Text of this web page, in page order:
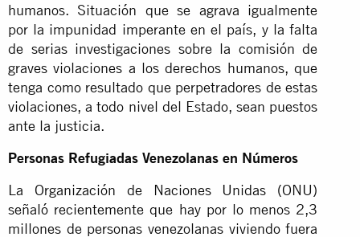
humanos. Situación que se agrava igualmente
por la impunidad imperante en el país, y la falta
de serias investigaciones sobre la comisión de
graves violaciones a los derechos humanos, que
tenga como resultado que perpetradores de estas
violaciones, a todo nivel del Estado, sean puestos
ante la justicia.
Personas Refugiadas Venezolanas en Números
La Organización de Naciones Unidas (ONU)
señaló recientemente que hay por lo menos 2,3
millones de personas venezolanas viviendo fuera